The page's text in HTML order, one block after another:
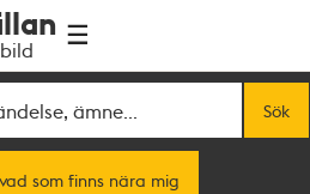
Sök
som finns nära mig